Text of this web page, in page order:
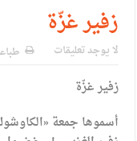
بيان اجتماع
القاضي يلتقي
زفير غزّة
لا يوجد تعليقات
زفير غزّة
أسموها جمعة